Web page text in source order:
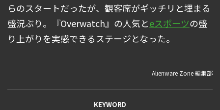
らのスタートだったが、観客席がギッチリと埋まる
盛況ぶり。『Overwatch』の人気とeスポーツの盛
り上がりを実感できるステージとなった。
Alienware Zone 編集部
KEYWORD